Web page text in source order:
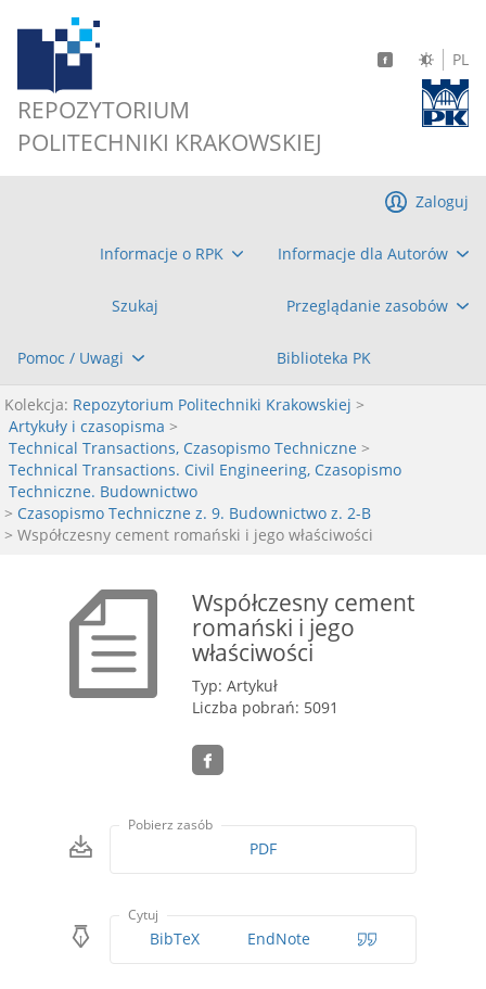
REPOZYTORIUM
POLITECHNIKI KRAKOWSKIEJ
PL
Informacje o RPK Informacje dla Autorów
Szukaj Przeglądanie zasobów
Pomoc / Uwagi Biblioteka PK
Zaloguj
Kolekcja: Repozytorium Politechniki Krakowskiej >
Artykuły i czasopisma >
Technical Transactions, Czasopismo Techniczne >
Technical Transactions. Civil Engineering, Czasopismo
Techniczne. Budownictwo
> Czasopismo Techniczne z. 9. Budownictwo z. 2-B
> Współczesny cement romański i jego właściwości
Współczesny cement
romański i jego
właściwości
Typ: Artykuł
Liczba pobrań: 5091
Pobierz zasób
PDF
Cytuj
BibTeX EndNote